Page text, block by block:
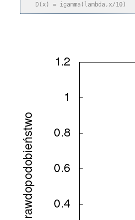
   D(x) = igamma(lambda,x/10)